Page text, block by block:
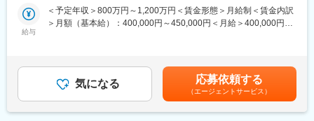
■組織構成：
開発部全体では20代～60代まで、約20名在籍しており、今回募集
https://www.tanaka-scale.co.jp/
当社は、工場や物流現場で使われる産業用の「はかり」や「表
示・制御装置（指示計）」を自社で開発・製造している、計量機
ますのでご応募ください。
■株式会社太陽工機について：
当社の完全子会社として、独自の研削加工技術を軸に各種研削盤
給与
＜予定年収＞800万円～1,200万円＜賃金形態＞月給制＜賃金内訳
＞月額（基本給）：400,000円～450,000円＜月給＞400,000円～
気になる 応募依頼する
（エージェントサービス）